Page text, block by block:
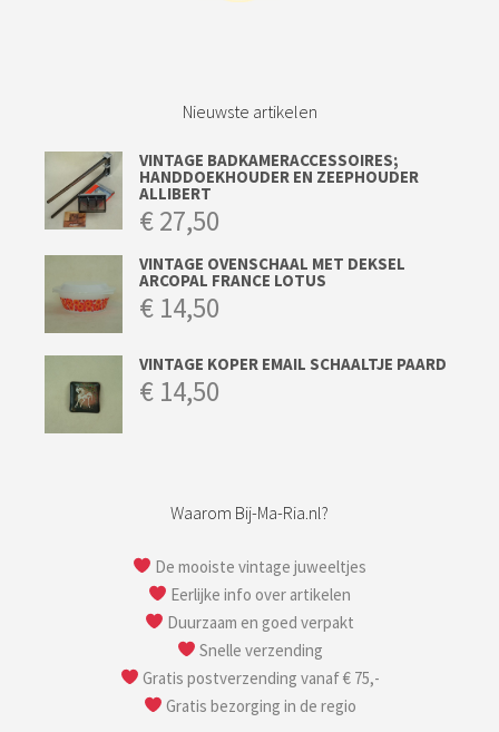
Nieuwste artikelen
VINTAGE BADKAMERACCESSOIRES;
HANDDOEKHOUDER EN ZEEPHOUDER
ALLIBERT
€27,50
VINTAGE OVENSCHAAL MET DEKSEL
ARCOPAL FRANCE LOTUS
€ 14,50
VINTAGE KOPER EMAIL SCHAALTJE PAARD
€ 14,50
Waarom Bij-Ma-Ria.nl?
De mooiste vintage juweeltjes
Eerlijke info over artikelen
Duurzaam en goed verpakt
Snelle verzending
Gratis postverzending vanaf € 75,-
Gratis bezorging in de regio